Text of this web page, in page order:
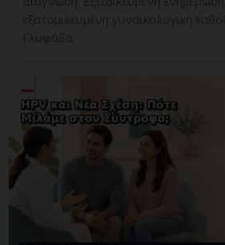
εξατομικευμένη γυναικολογική
Γλυφάδα.